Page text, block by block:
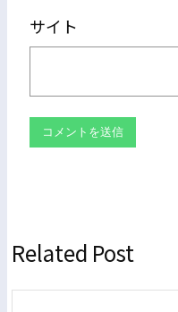
サイト
Related Post